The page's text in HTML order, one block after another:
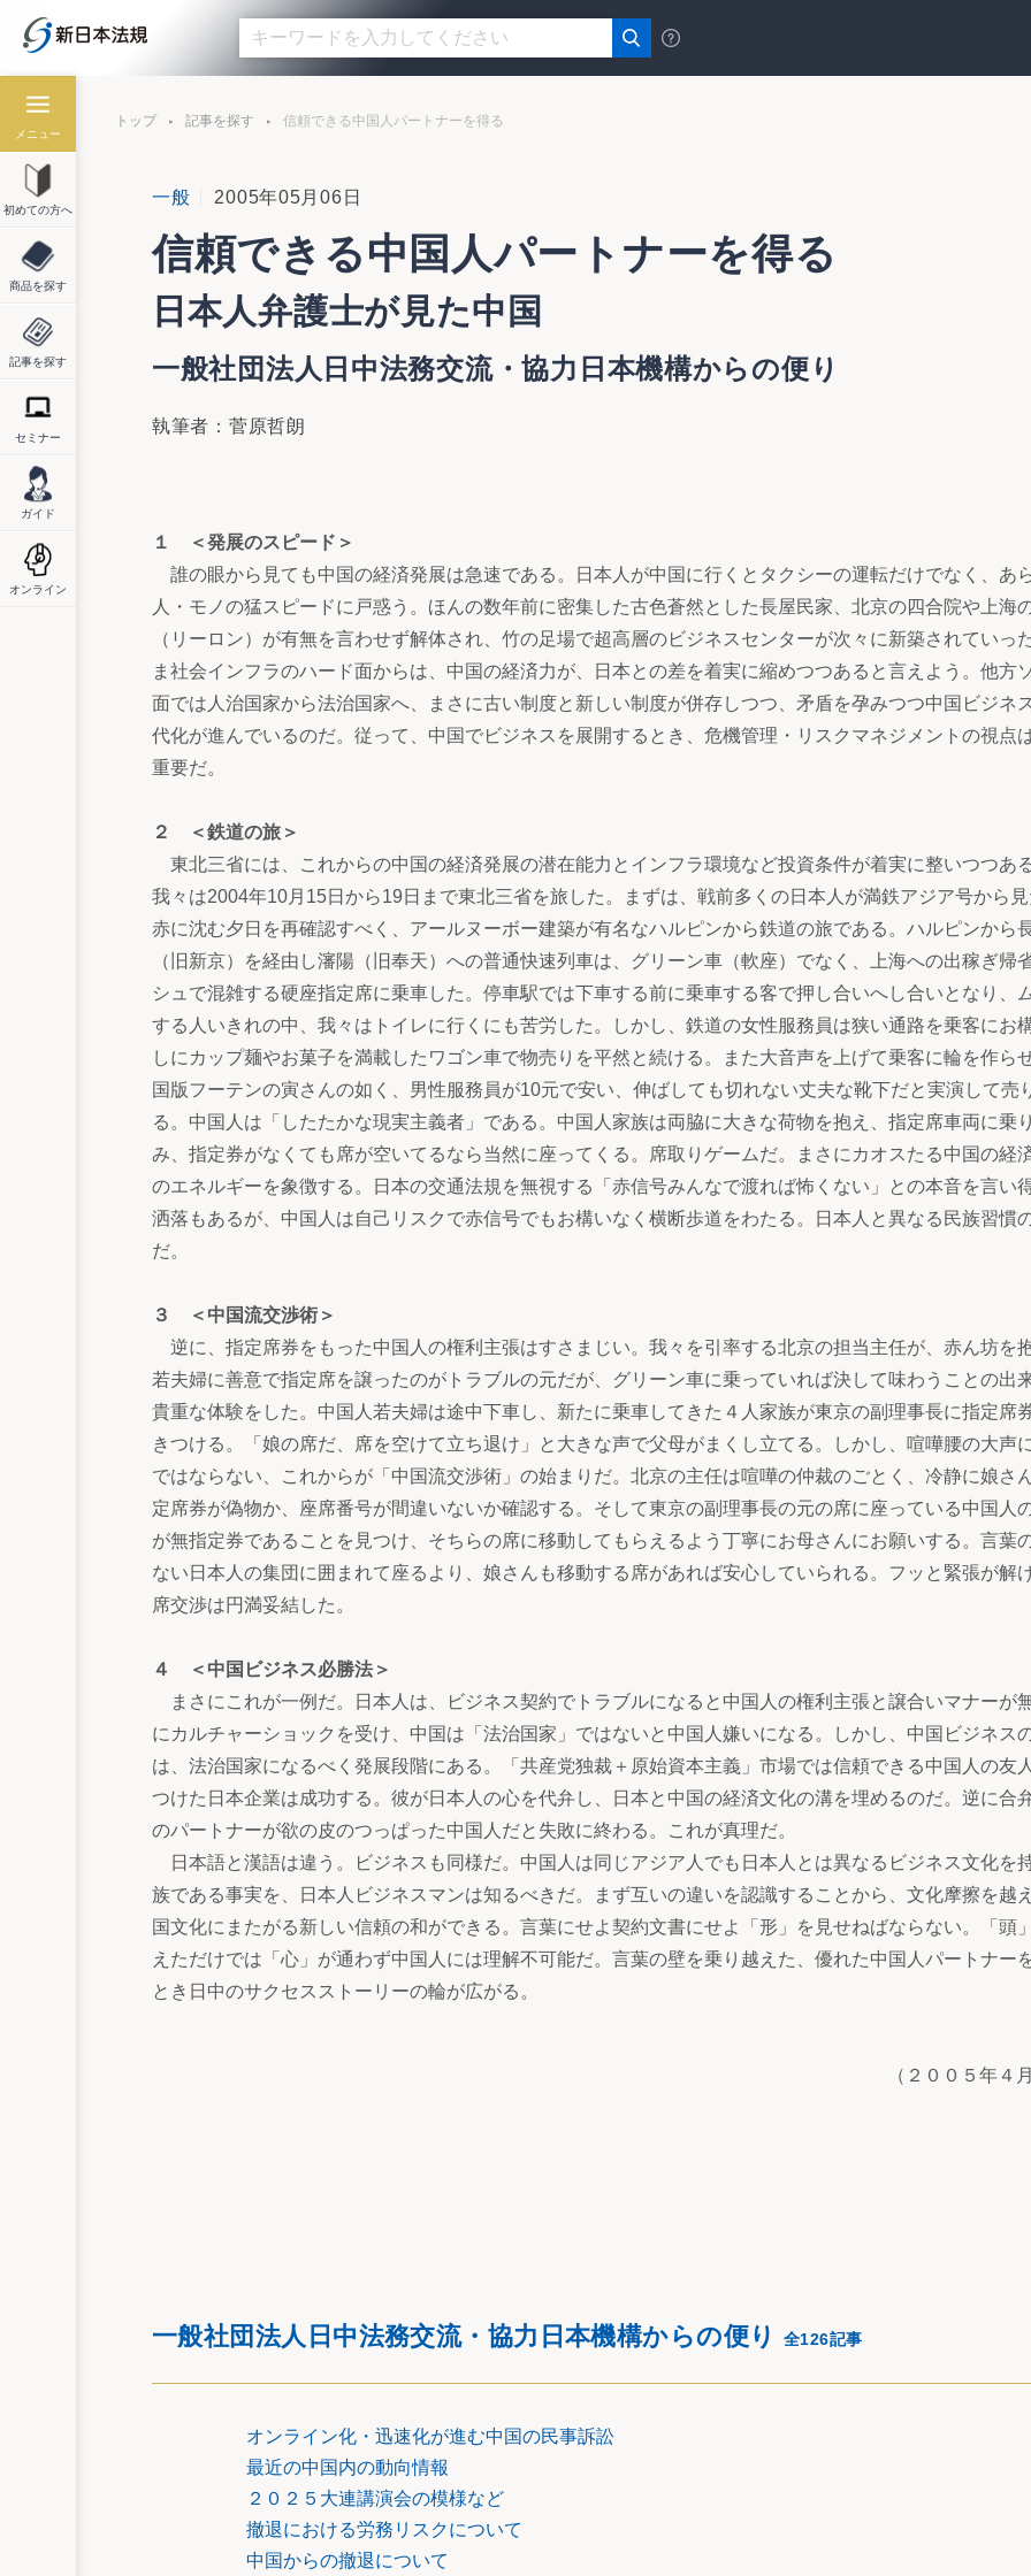
メニュー
初めての方へ
商品を探す
記事を探す
セミナー
ガイド
オンライン
トップ 記事を探す 信頼できる中国人パートナーを得る
一般 2005年05月06日
信頼できる中国人パートナーを得る
日本人弁護士が見た中国
一般社団法人日中法務交流・協力日本機構からの便り
執筆者：菅原哲朗
１ ＜発展のスピード＞
誰の眼から見ても中国の経済発展は急速である。日本人が中国に行くとタクシーの運転だけでなく、あ
人・モノの猛スピードに戸惑う。ほんの数年前に密集した古色蒼然とした長屋民家、北京の四合院や上海
（リーロン）が有無を言わせず解体され、竹の足場で超高層のビジネスセンターが次々に新築されていっ
ま社会インフラのハード面からは、中国の経済力が、日本との差を着実に縮めつつあると言えよう。他方
面では人治国家から法治国家へ、まさに古い制度と新しい制度が併存しつつ、矛盾を孕みつつ中国ビジネ
代化が進んでいるのだ。従って、中国でビジネスを展開するとき、危機管理・リスクマネジメントの視点
重要だ。
２ ＜鉄道の旅＞
東北三省には、これからの中国の経済発展の潜在能力とインフラ環境など投資条件が着実に整いつつあ
我々は2004年10月15日から19日まで東北三省を旅した。まずは、戦前多くの日本人が満鉄アジア号から
赤に沈む夕日を再確認すべく、アールヌーボー建築が有名なハルピンから鉄道の旅である。ハルピンから
（旧新京）を経由し瀋陽（旧奉天）への普通快速列車は、グリーン車（軟座）でなく、上海への出稼ぎ帰
シュで混雑する硬座指定席に乗車した。停車駅では下車する前に乗車する客で押し合いへし合いとなり、
する人いきれの中、我々はトイレに行くにも苦労した。しかし、鉄道の女性服務員は狭い通路を乗客にお
しにカップ麺やお菓子を満載したワゴン車で物売りを平然と続ける。また大音声を上げて乗客に輪を作ら
国版フーテンの寅さんの如く、男性服務員が10元で安い、伸ばしても切れない丈夫な靴下だと実演して売
る。中国人は「したたかな現実主義者」である。中国人家族は両脇に大きな荷物を抱え、指定席車両に乗
み、指定券がなくても席が空いてるなら当然に座ってくる。席取りゲームだ。まさにカオスたる中国の経
のエネルギーを象徴する。日本の交通法規を無視する「赤信号みんなで渡れば怖くない」との本音を言い
洒落もあるが、中国人は自己リスクで赤信号でもお構いなく横断歩道をわたる。日本人と異なる民族習慣
だ。
３ ＜中国流交渉術＞
逆に、指定席券をもった中国人の権利主張はすさまじい。我々を引率する北京の担当主任が、赤ん坊を
若夫婦に善意で指定席を譲ったのがトラブルの元だが、グリーン車に乗っていれば決して味わうことの出
貴重な体験をした。中国人若夫婦は途中下車し、新たに乗車してきた４人家族が東京の副理事長に指定席
きつける。「娘の席だ、席を空けて立ち退け」と大きな声で父母がまくし立てる。しかし、喧嘩腰の大声
ではならない、これからが「中国流交渉術」の始まりだ。北京の主任は喧嘩の仲裁のごとく、冷静に娘さ
定席券が偽物か、座席番号が間違いないか確認する。そして東京の副理事長の元の席に座っている中国人
が無指定券であることを見つけ、そちらの席に移動してもらえるよう丁寧にお母さんにお願いする。言葉
ない日本人の集団に囲まれて座るより、娘さんも移動する席があれば安心していられる。フッと緊張が解
席交渉は円満妥結した。
４ ＜中国ビジネス必勝法＞
まさにこれが一例だ。日本人は、ビジネス契約でトラブルになると中国人の権利主張と譲合いマナーが
にカルチャーショックを受け、中国は「法治国家」ではないと中国人嫌いになる。しかし、中国ビジネス
は、法治国家になるべく発展段階にある。「共産党独裁＋原始資本主義」市場では信頼できる中国人の友
つけた日本企業は成功する。彼が日本人の心を代弁し、日本と中国の経済文化の溝を埋めるのだ。逆に合
のパートナーが欲の皮のつっぱった中国人だと失敗に終わる。これが真理だ。
日本語と漢語は違う。ビジネスも同様だ。中国人は同じアジア人でも日本人とは異なるビジネス文化を
族である事実を、日本人ビジネスマンは知るべきだ。まず互いの違いを認識することから、文化摩擦を越
国文化にまたがる新しい信頼の和ができる。言葉にせよ契約文書にせよ「形」を見せねばならない。「頭
えただけでは「心」が通わず中国人には理解不可能だ。言葉の壁を乗り越えた、優れた中国人パートナー
とき日中のサクセスストーリーの輪が広がる。
（２００５年４
一般社団法人日中法務交流・協力日本機構からの便り 全126記事
オンライン化・迅速化が進む中国の民事訴訟
最近の中国内の動向情報
２０２５大連講演会の模様など
撤退における労務リスクについて
中国からの撤退について